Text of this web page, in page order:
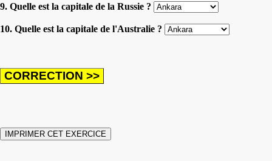
9. Quelle est la capitale de la Russie ?
10. Quelle est la capitale de l'Australie ?